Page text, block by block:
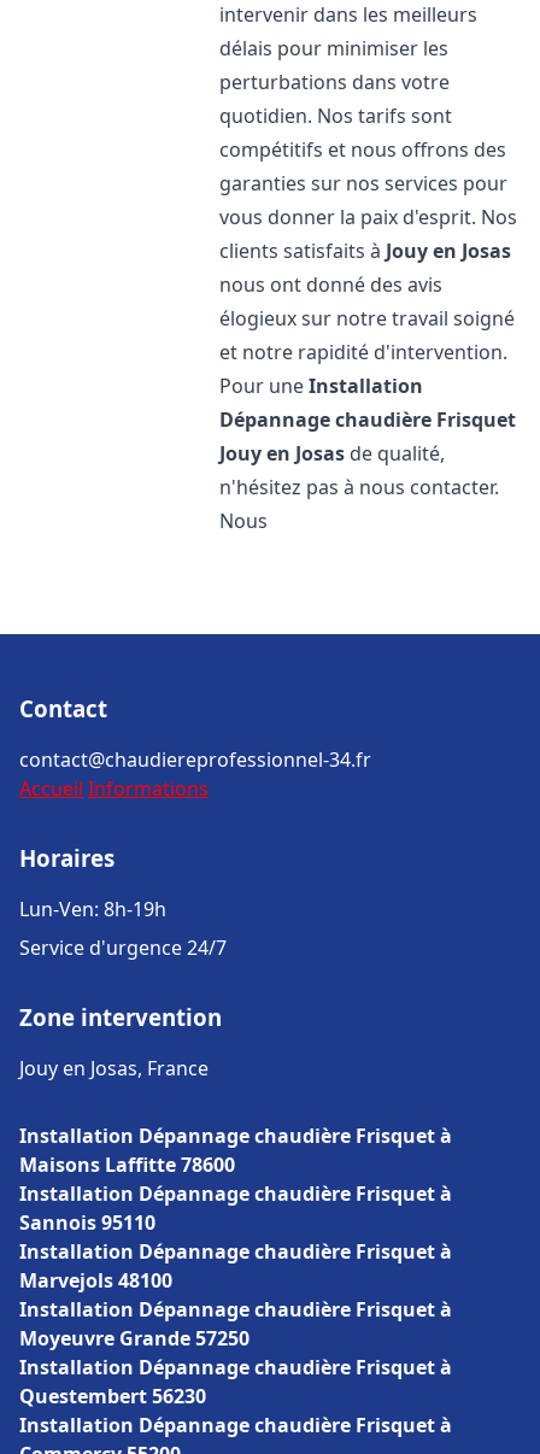
intervenir dans les meilleurs
délais pour minimiser les
perturbations dans votre
quotidien. Nos tarifs sont
compétitifs et nous offrons des
garanties sur nos services pour
vous donner la paix d'esprit. Nos
clients satisfaits à Jouy en Josas
nous ont donné des avis
élogieux sur notre travail soigné
et notre rapidité d'intervention.
Pour uneInstallation
Dépannage chaudière Frisquet
Jouy en Josas de qualité,
n'hésitez pas à nous contacter.
Nous
Contact
contact@chaudiereprofessionnel-34.fr
Accueil Informations
Horaires
Lun-Ven: 8h-19h
Service d'urgence 24/7
Zone intervention
Jouy en Josas, France
Installation Dépannage chaudière Frisquet à
Maisons Laffitte 78600
Installation Dépannage chaudière Frisquet à
Sannois 95110
Installation Dépannage chaudière Frisquet à
Marvejols 48100
Installation Dépannage chaudière Frisquet à
Moyeuvre Grande 57250
Installation Dépannage chaudière Frisquet à
Questembert 56230
Installation Dépannage chaudière Frisquet à